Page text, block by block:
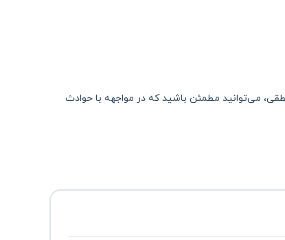
می‌توانید مطمئن باشید که در مواجهه با حوادث